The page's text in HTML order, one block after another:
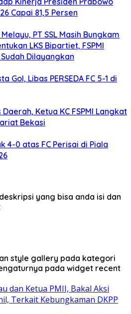
Capai 81,5 Persen
PT SSL Masih Bungkam
LKS Bipartiet, FSPMI
Dilayangkan
Gol, Libas PERSEDA FC 5-1 di
Ketua KC FSPMI Langkat
Bekasi
4-0 atas FC Perisai di Piala
yang bisa anda isi dan
style gallery pada kategori
pada widget recent